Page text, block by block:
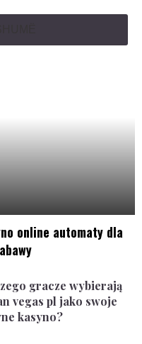
online automaty dla
gracze wybierają
vegas pl jako swoje
kasyno?